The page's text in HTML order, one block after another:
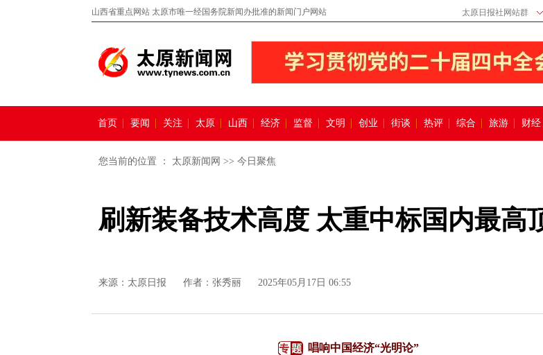
山西省重点网站 太原市唯一经国务院新闻办批准的新闻门户网站 太原日报社网站群
首页 要闻 关注 太原 山西 经济 监督 文明 创业 街谈 热评 综合 旅游 财经
您当前的位置 ： 太原新闻网 >> 今日聚焦
刷新装备技术高度 太重中标国内最高
来源： 太原日报 作者：张秀丽 2025年05月17日 06:55
唱响中国经济“光明论”